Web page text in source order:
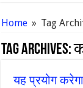
Home » Tag
Tag Archives:
यह प्रयोग